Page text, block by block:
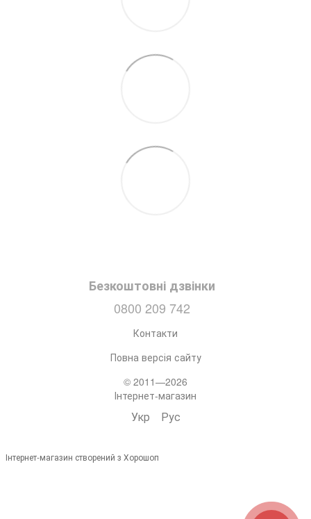
Безкоштовні дзвінки
0800 209 742
Контакти
Повна версія сайту
© 2011—2026
Інтернет-магазин
Укр Рус
Інтернет-магазин створений з Хорошоп